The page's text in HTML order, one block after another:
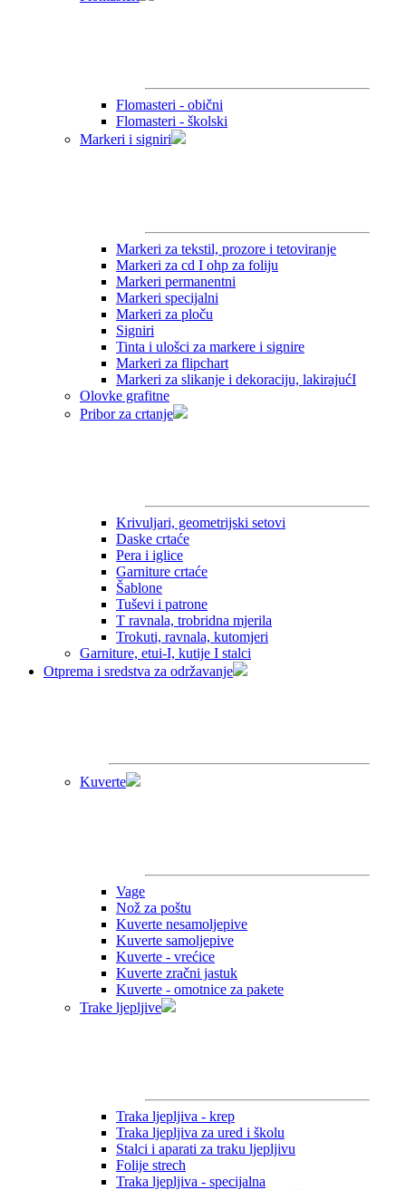
Flomasteri - obični
Flomasteri - školski
Markeri i signiri
Markeri za tekstil, prozore i tetoviranje
Markeri za cd I ohp za foliju
Markeri permanentni
Markeri specijalni
Markeri za ploču
Signiri
Tinta i ulošci za markere i signire
Markeri za flipchart
Markeri za slikanje i dekoraciju, lakirajućI
Olovke grafitne
Pribor za crtanje
Krivuljari, geometrijski setovi
Daske crtaće
Pera i iglice
Garniture crtaće
Šablone
Tuševi i patrone
T ravnala, trobridna mjerila
Trokuti, ravnala, kutomjeri
Garniture, etui-I, kutije I stalci
Otprema i sredstva za održavanje
Kuverte
Vage
Nož za poštu
Kuverte nesamoljepive
Kuverte samoljepive
Kuverte - vrećice
Kuverte zračni jastuk
Kuverte - omotnice za pakete
Trake ljepljive
Traka ljepljiva - krep
Traka ljepljiva za ured i školu
Stalci i aparati za traku ljepljivu
Folije strech
Traka ljepljiva - specijalna